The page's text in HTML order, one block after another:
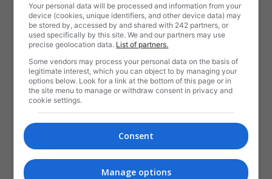
Your personal data will be processed and information from your
device (cookies, unique identifiers, and other device data) may
be stored by, accessed by and shared with 242 partners, or
used specifically by this site. We and our partners may use
precise geolocation data. List of partners.
Some vendors may process your personal data on the basis of
legitimate interest, which you can object to by managing your
options below. Look for a link at the bottom of this page or in
the site menu to manage or withdraw consent in privacy and
cookie settings.
Consent
Manage options